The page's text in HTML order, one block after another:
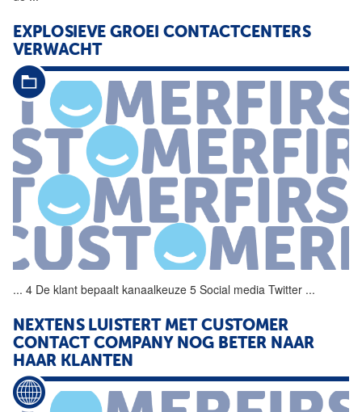
EXPLOSIEVE GROEI CONTACTCENTERS
VERWACHT
... 4 De klant bepaalt kanaalkeuze 5 Social media Twitter ...
NEXTENS LUISTERT MET CUSTOMER
CONTACT COMPANY NOG BETER NAAR
HAAR KLANTEN